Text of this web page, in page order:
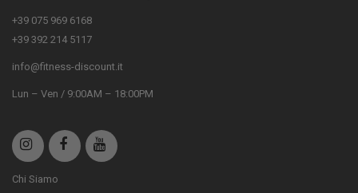
+39 075 969 6168
+39 392 214 5117
info@fitness-discount.it
Lun – Ven / 9:00AM – 18:00PM
Chi Siamo